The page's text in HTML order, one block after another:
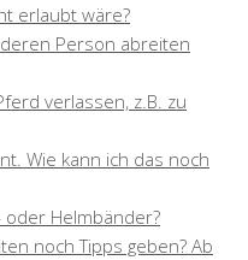
erlaubt wäre?
Person abreiten
verlassen, z.B. zu
Wie kann ich das noch
Helmbänder?
noch Tipps geben? Ab